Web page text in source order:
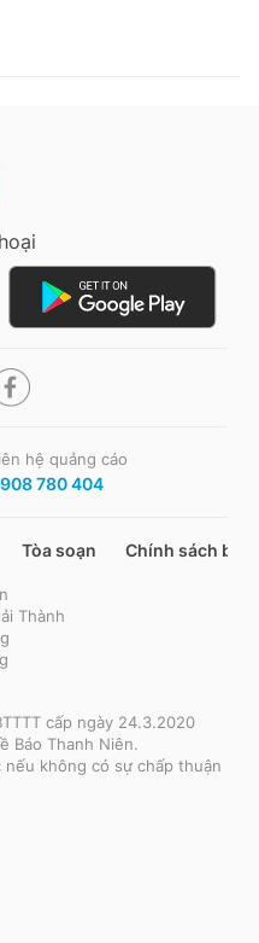
hệ quảng cáo
780 404
Tòa soạn Chính sách bảo
Thành
cấp ngày 24.3.2020
Báo Thanh Niên.
không có sự chấp thuận